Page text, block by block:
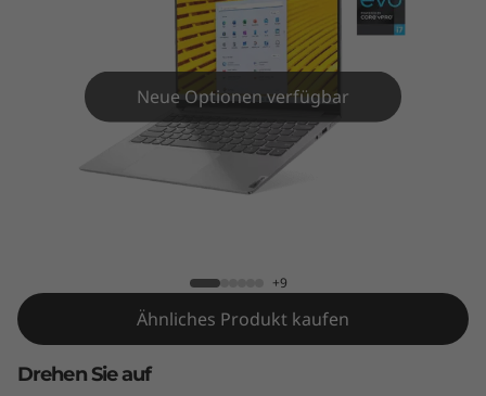
n
Neue Optionen verfügbar
+9
Ähnliches Produkt kaufen
Drehen Sie auf